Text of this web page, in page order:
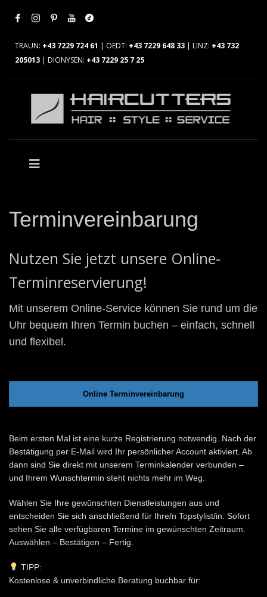
TRAUN: +43 7229 724 61 | OEDT: +43 7229 648 33 | LINZ: +43 732
205013 | DIONYSEN: +43 7229 25 7 25
Terminvereinbarung
Nutzen Sie jetzt unsere Online-
Terminreservierung!
Mit unserem Online-Service können Sie rund um die
Uhr bequem Ihren Termin buchen – einfach, schnell
und flexibel.
Online Terminvereinbarung
Beim ersten Mal ist eine kurze Registrierung notwendig . Nach der
Bestätigung per E-Mail wird Ihr persönlicher Account aktiviert. Ab
dann sind Sie direkt mit unserem Terminkalender verbunden –
und Ihrem Wunschtermin steht nichts mehr im Weg.
Wählen Sie Ihre gewünschten Dienstleistungen aus und
entscheiden Sie sich anschließend für Ihre/n Topstylist/in. Sofort
sehen Sie alle verfügbaren Termine im gewünschten Zeitraum.
Auswählen – Bestätigen – Fertig.
TIPP:
Kostenlose & unverbindliche Beratung buchbar für: